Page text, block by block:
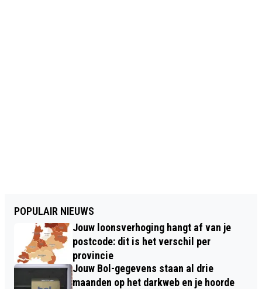
POPULAIR NIEUWS
Jouw loonsverhoging hangt af van je
postcode: dit is het verschil per
provincie
Jouw Bol-gegevens staan al drie
maanden op het darkweb en je hoorde